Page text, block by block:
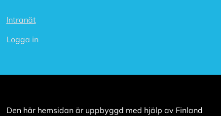
Intranät
Logga in
Den här hemsidan är uppbyggd med hjälp av Finland